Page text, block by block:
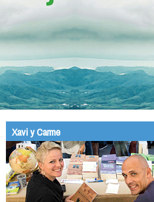
Xavi y Carme